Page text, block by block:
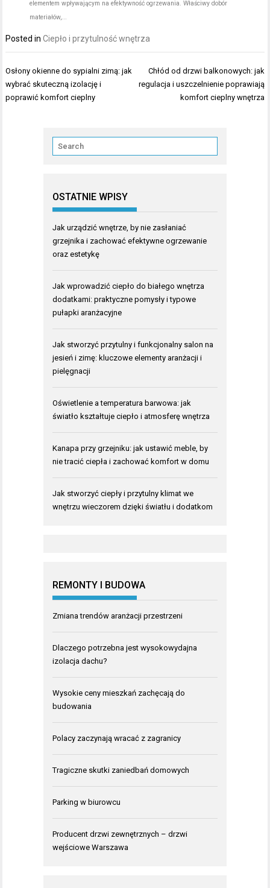
elementem wpływającym na efektywność ogrzewania. Właściwy dobór
materiałów,...
Posted inCiepło i przytulność wnętrza
Nawigacja
wpisu
Osłony okienne do sypialni zimą: jak
wybrać skuteczną izolację i
poprawić komfort cieplny
Chłód od drzwi balkonowych: jak
regulacja i uszczelnienie poprawiają
komfort cieplny wnętrza
OSTATNIE WPISY
Jak urządzić wnętrze, by nie zasłaniać
grzejnika i zachować efektywne ogrzewanie
oraz estetykę
Jak wprowadzić ciepło do białego wnętrza
dodatkami: praktyczne pomysły i typowe
pułapki aranżacyjne
Jak stworzyć przytulny i funkcjonalny salon na
jesień i zimę: kluczowe elementy aranżacji i
pielęgnacji
Oświetlenie a temperatura barwowa: jak
światło kształtuje ciepło i atmosferę wnętrza
Kanapa przy grzejniku: jak ustawić meble, by
nie tracić ciepła i zachować komfort w domu
Jak stworzyć ciepły i przytulny klimat we
wnętrzu wieczorem dzięki światłu i dodatkom
REMONTY I BUDOWA
Zmiana trendów aranżacji przestrzeni
Dlaczego potrzebna jest wysokowydajna
izolacja dachu?
Wysokie ceny mieszkań zachęcają do
budowania
Polacy zaczynają wracać z zagranicy
Tragiczne skutki zaniedbań domowych
Parking w biurowcu
Producent drzwi zewnętrznych – drzwi
wejściowe Warszawa